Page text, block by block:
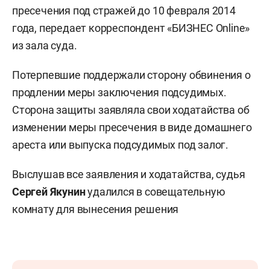
пресечения под стражей до 10 февраля 2014
года, передает корреспондент «БИЗНЕС Online»
из зала суда.
Потерпевшие поддержали сторону обвинения о
продлении меры заключения подсудимых.
Сторона защиты заявляла свои ходатайства об
изменении меры пресечения в виде домашнего
ареста или выпуска подсудимых под залог.
Выслушав все заявления и ходатайства, судья
Сергей Якунинудалился в совещательную
комнату для вынесения решения